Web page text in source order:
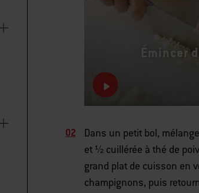
Émincer
Dans un petit bol,
et ½ cuillérée à thé de
grand plat de cuisson en
champignons, puis